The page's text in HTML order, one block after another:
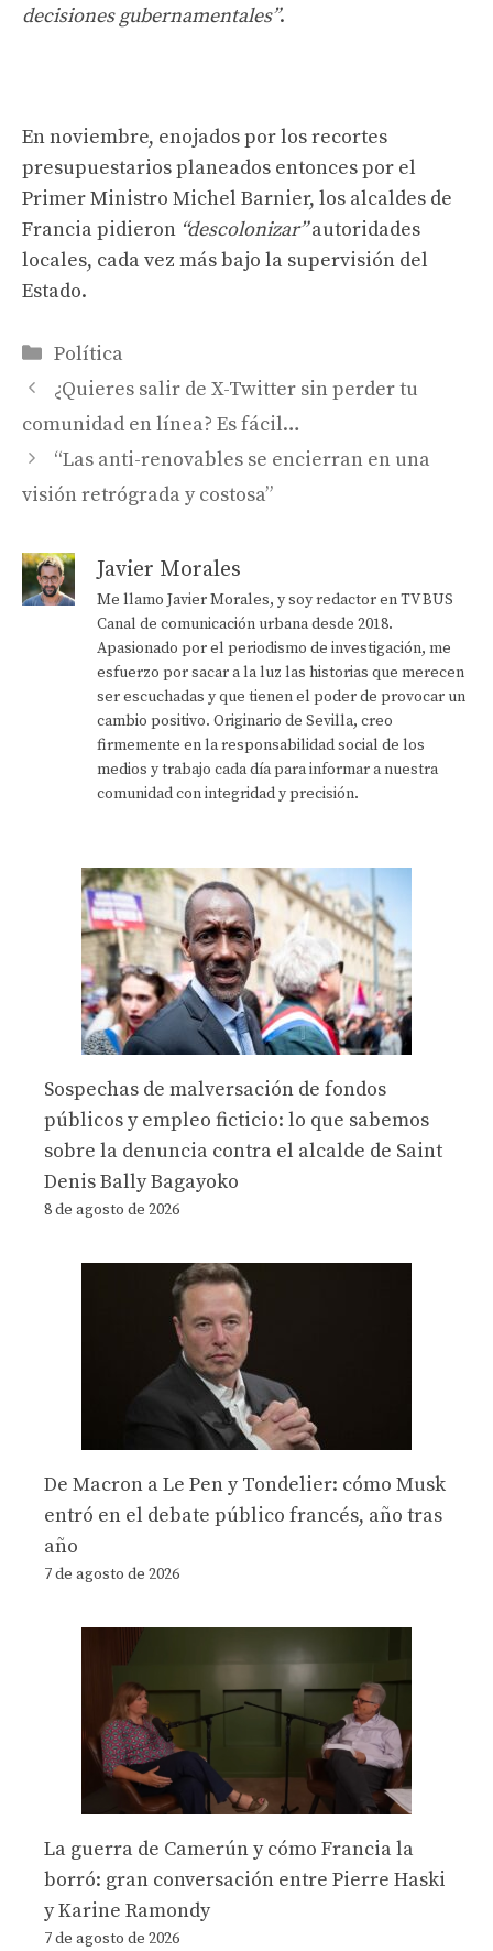
decisiones gubernamentales”.
En noviembre, enojados por los recortes
presupuestarios planeados entonces por el
Primer Ministro Michel Barnier, los alcaldes de
Francia pidieron “descolonizar”autoridades
locales, cada vez más bajo la supervisión del
Estado.
Categorías
Política
¿Quieres salir de X-Twitter sin perder tu
comunidad en línea? Es fácil…
“Las anti-renovables se encierran en una
visión retrógrada y costosa”
Javier Morales
Me llamo Javier Morales, y soy redactor en TV BUS
Canal de comunicación urbana desde 2018.
Apasionado por el periodismo de investigación, me
esfuerzo por sacar a la luz las historias que merecen
ser escuchadas y que tienen el poder de provocar un
cambio positivo. Originario de Sevilla, creo
firmemente en la responsabilidad social de los
medios y trabajo cada día para informar a nuestra
comunidad con integridad y precisión.
Sospechas de malversación de fondos
públicos y empleo ficticio: lo que sabemos
sobre la denuncia contra el alcalde de Saint
Denis Bally Bagayoko
8 de agosto de 2026
De Macron a Le Pen y Tondelier: cómo Musk
entró en el debate público francés, año tras
año
7 de agosto de 2026
La guerra de Camerún y cómo Francia la
borró: gran conversación entre Pierre Haski
y Karine Ramondy
7 de agosto de 2026